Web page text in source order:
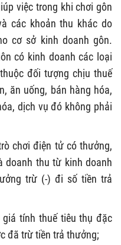
việc trong khi chơi gôn
các khoản thu khác do
cơ sở kinh doanh gôn.
có kinh doanh các loại
đối tượng chịu thuế
ăn uống, bán hàng hóa,
dịch vụ đó không phải
chơi điện tử có thưởng,
doanh thu từ kinh doanh
trừ (-) đi số tiền trả
tính thuế tiêu thụ đặc
đã trừ tiền trả thưởng;